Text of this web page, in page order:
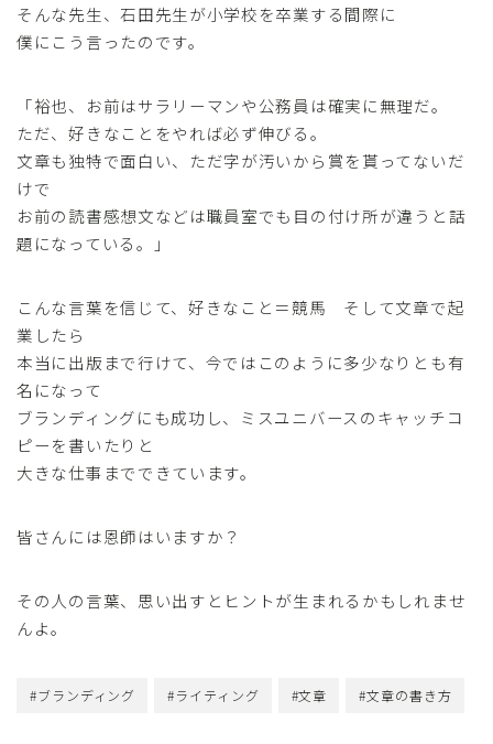
そんな先生、石田先生が小学校を卒業する間際に
僕にこう言ったのです。
「裕也、お前はサラリーマンや公務員は確実に無理だ。
ただ、好きなことをやれば必ず伸びる。
文章も独特で面白い、ただ字が汚いから賞を貰ってないだ
けで
お前の読書感想文などは職員室でも目の付け所が違うと話
題になっている。」
こんな言葉を信じて、好きなこと＝競馬 そして文章で起
業したら
本当に出版まで行けて、今ではこのように多少なりとも有
名になって
ブランディングにも成功し、ミスユニバースのキャッチコ
ピーを書いたりと
大きな仕事までできています。
皆さんには恩師はいますか？
その人の言葉、思い出すとヒントが生まれるかもしれませ
んよ。
#ブランディング #ライティング #文章 #文章の書き方